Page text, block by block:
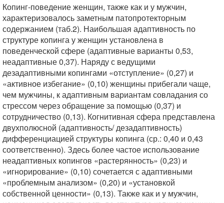
Копинг-поведение женщин, также как и у мужчин,
характеризовалось заметным патопротекторным
содержанием (таб.2). Наибольшая адаптивность по
структуре копинга у женщин установлена в
поведенческой сфере (адаптивные варианты 0,53,
неадаптивные 0,37). Наряду с ведущими
дезадаптивными копингами «отступление» (0,27) и
«активное избегание» (0,10) женщины прибегали чаще,
чем мужчины, к адаптивным вариантам совладания со
стрессом через обращение за помощью (0,37) и
сотрудничество (0,13). Когнитивная сфера представлена
двухполюсной (адаптивность/ дезадаптивность)
дифференциацией структуры копинга (ср.: 0,40 и 0,43
соответственно). Здесь более частое использование
неадаптивных копингов «растерянность» (0,23) и
«игнорирование» (0,10) сочетается с адаптивными
«проблемным анализом» (0,20) и «установкой
собственной ценности» (0,13). Также как и у мужчин,